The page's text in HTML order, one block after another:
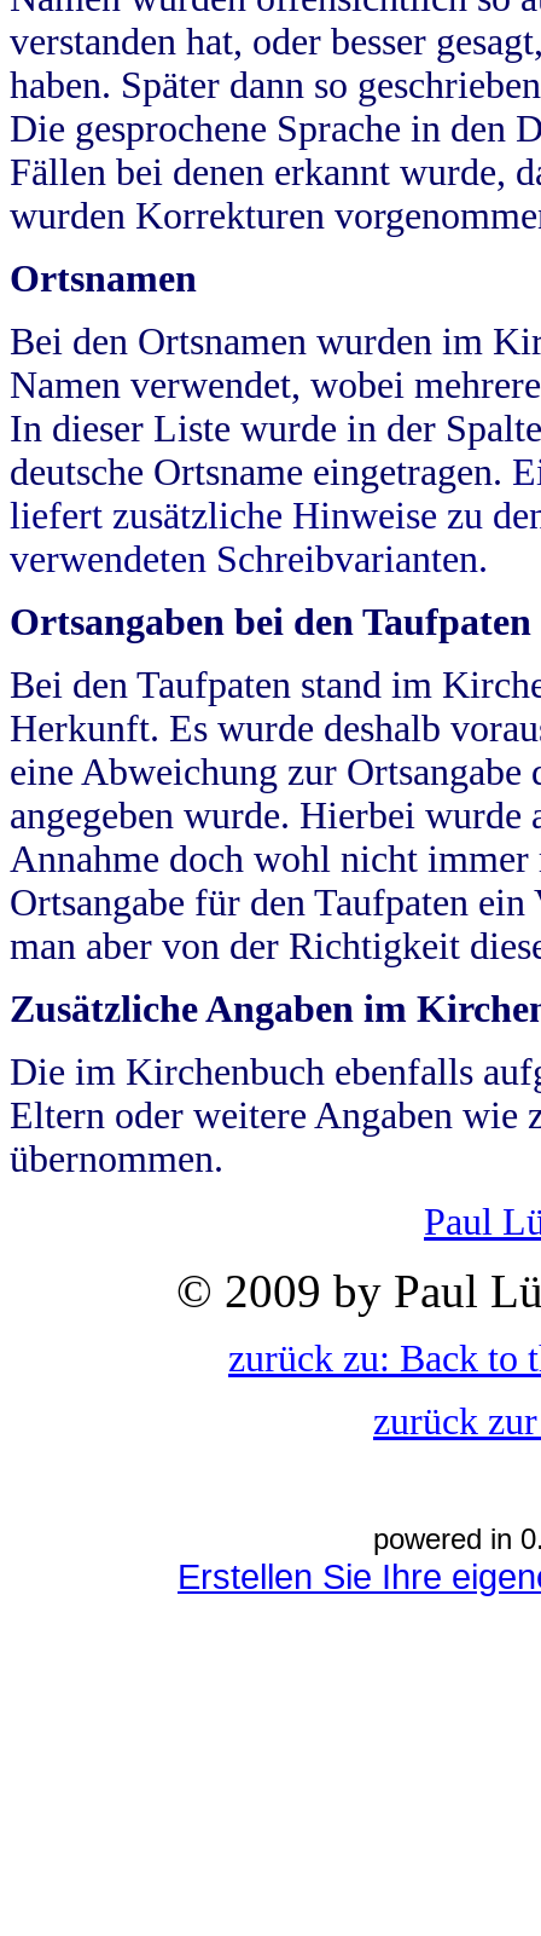
verstanden hat, oder besser
haben. Später dann so
Die gesprochene Sprache in
Fällen bei denen erkannt wurde,
wurden Korrekturen
Ortsnamen
Bei den Ortsnamen wurden im
Namen verwendet, wobei
In dieser Liste wurde in der
deutsche Ortsname eingetragen.
liefert zusätzliche Hinweise zu
verwendeten Schreibvarianten.
Ortsangaben bei den Taufpaten
Bei den Taufpaten stand im
Herkunft. Es wurde deshalb
eine Abweichung zur
angegeben wurde. Hierbei wurde
Annahme doch wohl nicht
Ortsangabe für den Taufpaten
man aber von der Richtigkeit
Zusätzliche Angaben im
Die im Kirchenbuch ebenfalls
Eltern oder weitere Angaben wie
übernommen.
Paul
© 2009 by Paul
zurück zu: Back to
zurück
powered in
Erstellen Sie Ihre